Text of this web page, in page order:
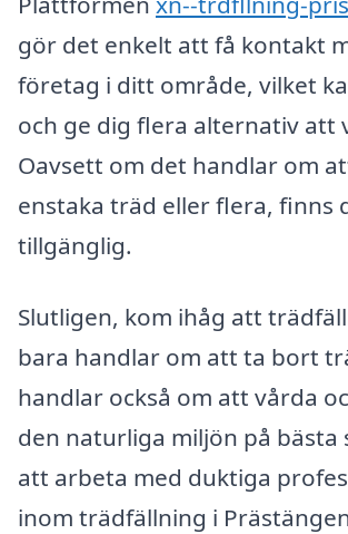
gör det enkelt att få kontakt
företag i ditt område, vilket
och ge dig flera alternativ att
Oavsett om det handlar om
enstaka träd eller flera, finns
tillgänglig.
Slutligen, kom ihåg att
bara handlar om att ta bort
handlar också om att vårda
den naturliga miljön på bästa
att arbeta med duktiga
inom trädfällning i